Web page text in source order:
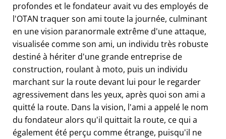
profondes et le fondateur avait vu des employés de
l'OTAN traquer son ami toute la journée, culminant
en une vision paranormale extrême d'une attaque,
visualisée comme son ami, un individu très robuste
destiné à hériter d'une grande entreprise de
construction, roulant à moto, puis un individu
marchant sur la route devant lui pour le regarder
agressivement dans les yeux, après quoi son ami a
quitté la route. Dans la vision, l'ami a appelé le nom
du fondateur alors qu'il quittait la route, ce qui a
également été perçu comme étrange, puisqu'il ne